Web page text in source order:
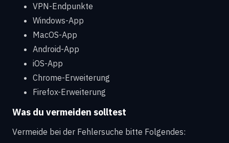
VPN-Endpunkte
Windows-App
MacOS-App
Android-App
iOS-App
Chrome-Erweiterung
Firefox-Erweiterung
Was du vermeiden solltest
Vermeide bei der Fehlersuche bitte Folgendes: